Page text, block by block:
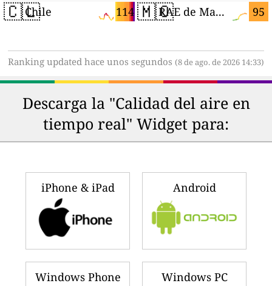
🇨🇱 114
Chile 🇲🇴 95
RAE de Macao (China)
Ranking updated hace unos segundos (8 de ago. de 2026 14:33)
Descarga la "Calidad del aire en
tiempo real" Widget para:
iPhone & iPad Android
Windows Phone Windows PC